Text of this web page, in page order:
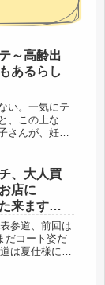
～高齢出
あるらし
い。一気にテ
、この上な
さんが、妊娠
、大人買
店に
来ます＾
参道、前回は
だコート姿だ
は夏仕様に変